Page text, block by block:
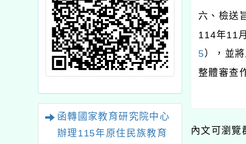
函轉國家教育研究院中心
辦理115年原住民族教育
六、檢送
114年11月
5），並
整體審查
內文可瀏覽